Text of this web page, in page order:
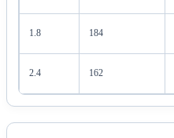
1.8 184
2.4 162